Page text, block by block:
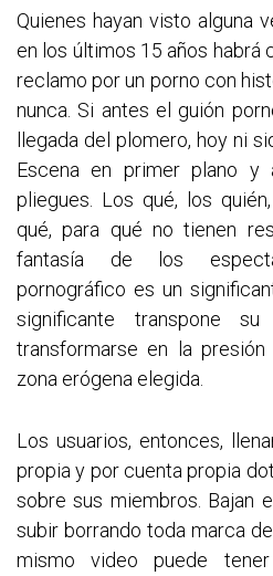
Quienes hayan visto alguna
en los últimos 15 años habrá
reclamo por un porno con
nunca. Si antes el guión
llegada del plomero, hoy ni
Escena en primer plano
pliegues. Los qué, los
qué, para qué no tienen
fantasía de los
pornográfico es un
significante transpone
transformarse en la
zona erógena elegida.
Los usuarios, entonces,
propia y por cuenta propia
sobre sus miembros. Bajan
subir borrando toda marca
mismo video puede